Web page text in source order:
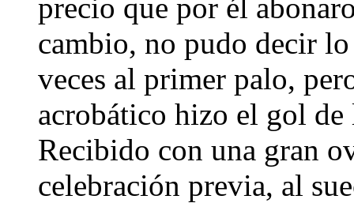
precio que por él
cambio, no pudo decir
veces al primer palo,
acrobático hizo el gol
Recibido con una gran
celebración previa, al